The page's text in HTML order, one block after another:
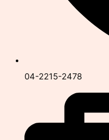
04-2215-2478